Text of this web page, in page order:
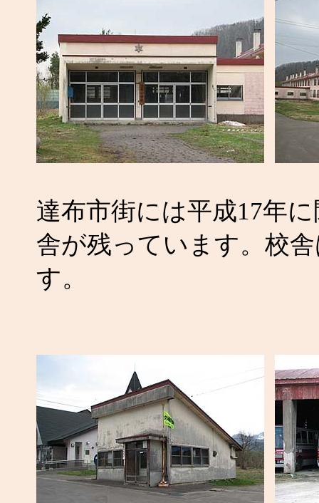
達布市街には平成17年
舎が残っています。校
す。